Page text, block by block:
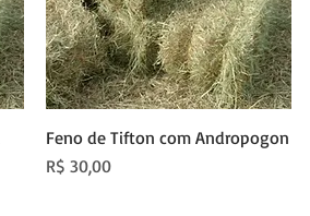
Visualização rápida
Feno de Tifton com Andropogon
Preço
R$ 30,00